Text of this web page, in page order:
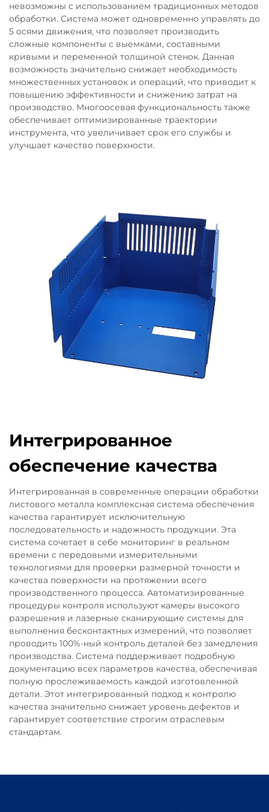
невозможны с использованием традиционных методов
обработки. Система может одновременно управлять до
5 осями движения, что позволяет производить
сложные компоненты с выемками, составными
кривыми и переменной толщиной стенок. Данная
возможность значительно снижает необходимость
множественных установок и операций, что приводит к
повышению эффективности и снижению затрат на
производство. Многоосевая функциональность также
обеспечивает оптимизированные траектории
инструмента, что увеличивает срок его службы и
улучшает качество поверхности.
Интегрированное
обеспечение качества
Интегрированная в современные операции обработки
листового металла комплексная система обеспечения
качества гарантирует исключительную
последовательность и надежность продукции. Эта
система сочетает в себе мониторинг в реальном
времени с передовыми измерительными
технологиями для проверки размерной точности и
качества поверхности на протяжении всего
производственного процесса. Автоматизированные
процедуры контроля используют камеры высокого
разрешения и лазерные сканирующие системы для
выполнения бесконтактных измерений, что позволяет
проводить 100%-ный контроль деталей без замедления
производства. Система поддерживает подробную
документацию всех параметров качества, обеспечивая
полную прослеживаемость каждой изготовленной
детали. Этот интегрированный подход к контролю
качества значительно снижает уровень дефектов и
гарантирует соответствие строгим отраслевым
стандартам.